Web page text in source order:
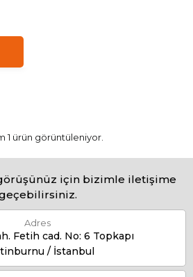
1 ürün görüntüleniyor.
için bizimle iletişime
Adres
Fetih cad. No: 6 Topkapı
/ İstanbul